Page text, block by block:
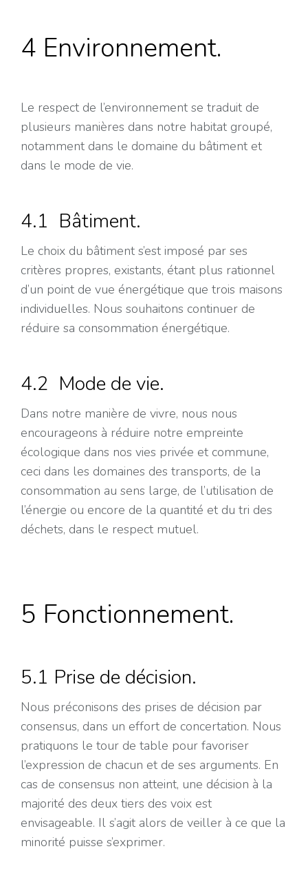
4 Environnement.
Le respect de l’environnement se traduit de
plusieurs manières dans notre habitat groupé,
notamment dans le domaine du bâtiment et
dans le mode de vie.
4.1 Bâtiment.
Le choix du bâtiment s’est imposé par ses
critères propres, existants, étant plus rationnel
d’un point de vue énergétique que trois maisons
individuelles. Nous souhaitons continuer de
réduire sa consommation énergétique.
4.2 Mode de vie.
Dans notre manière de vivre, nous nous
encourageons à réduire notre empreinte
écologique dans nos vies privée et commune,
ceci dans les domaines des transports, de la
consommation au sens large, de l’utilisation de
l’énergie ou encore de la quantité et du tri des
déchets, dans le respect mutuel.
5 Fonctionnement.
5.1 Prise de décision.
Nous préconisons des prises de décision par
consensus, dans un effort de concertation. Nous
pratiquons le tour de table pour favoriser
l’expression de chacun et de ses arguments. En
cas de consensus non atteint, une décision à la
majorité des deux tiers des voix est
envisageable. Il s’agit alors de veiller à ce que la
minorité puisse s’exprimer.